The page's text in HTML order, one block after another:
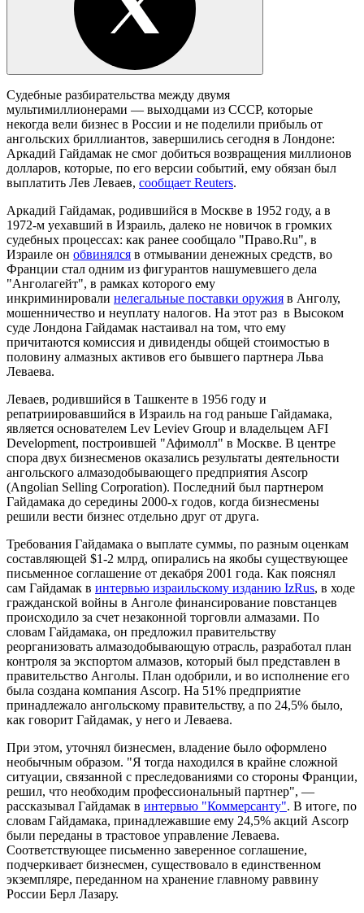
Судебные разбирательства между двумя
мультимиллионерами — выходцами из СССР, которые
некогда вели бизнес в России и не поделили прибыль от
ангольских бриллиантов, завершились сегодня в Лондоне:
Аркадий Гайдамак не смог добиться возвращения миллионов
долларов, которые, по его версии событий, ему обязан был
выплатить Лев Леваев, сообщает Reuters.
Аркадий Гайдамак, родившийся в Москве в 1952 году, а в
1972-м уехавший в Израиль, далеко не новичок в громких
судебных процессах: как ранее сообщало "Право.Ru", в
Израиле он обвинялся в отмывании денежных средств, во
Франции стал одним из фигурантов нашумевшего дела
"Анголагейт", в рамках которого ему
инкриминировали нелегальные поставки оружия в Анголу,
мошенничество и неуплату налогов. На этот раз в Высоком
суде Лондона Гайдамак настаивал на том, что ему
причитаются комиссия и дивиденды общей стоимостью в
половину алмазных активов его бывшего партнера Льва
Леваева.
Леваев, родившийся в Ташкенте в 1956 году и
репатриировавшийся в Израиль на год раньше Гайдамака,
является основателем Lev Leviev Group и владельцем AFI
Development, построившей "Афимолл" в Москве. В центре
спора двух бизнесменов оказались результаты деятельности
ангольского алмазодобывающего предприятия Ascorp
(Angolian Selling Corporation). Последний был партнером
Гайдамака до середины 2000-х годов, когда бизнесмены
решили вести бизнес отдельно друг от друга.
Требования Гайдамака о выплате суммы, по разным оценкам
составляющей $1-2 млрд, опирались на якобы существующее
письменное соглашение от декабря 2001 года. Как пояснял
сам Гайдамак в интервью израильскому изданию IzRus, в ходе
гражданской войны в Анголе финансирование повстанцев
происходило за счет незаконной торговли алмазами. По
словам Гайдамака, он предложил правительству
реорганизовать алмазодобывающую отрасль, разработал план
контроля за экспортом алмазов, который был представлен в
правительство Анголы. План одобрили, и во исполнение его
была создана компания Ascorp. На 51% предприятие
принадлежало ангольскому правительству, а по 24,5% было,
как говорит Гайдамак, у него и Леваева.
При этом, уточнял бизнесмен, владение было оформлено
необычным образом. "Я тогда находился в крайне сложной
ситуации, связанной с преследованиями со стороны Франции,
решил, что необходим профессиональный партнер", —
рассказывал Гайдамак в интервью "Коммерсанту". В итоге, по
словам Гайдамака, принадлежавшие ему 24,5% акций Ascorp
были переданы в трастовое управление Леваева.
Соответствующее письменно заверенное соглашение,
подчеркивает бизнесмен, существовало в единственном
экземпляре, переданном на хранение главному раввину
России Берл Лазару.